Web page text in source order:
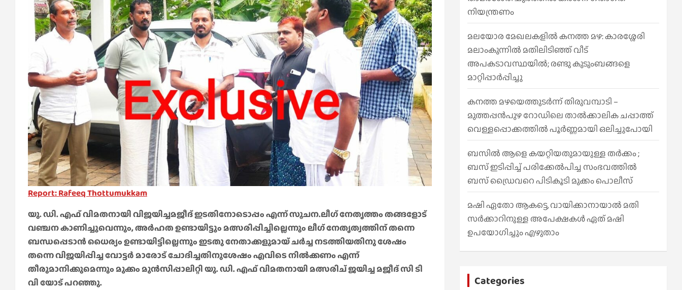
Report: Rafeeq Thottumukkam
യു. ഡി. എഫ് വിമതനായി വിജയിച്ചമജീദ് ഇടതിനോടൊപ്പം എന്ന് സൂചന.ലീഗ് നേതൃത്തം തങ്ങളോട്
വഞ്ചന കാണിച്ചുവെന്നും, അർഹത ഉണ്ടായിട്ടും മത്സരിപ്പിച്ചില്ലെന്നും ലീഗ് നേതൃത്വത്തിന് തന്നെ
ബന്ധപ്പെടാൻ ധൈര്യം ഉണ്ടായിട്ടില്ലെന്നും ഇടതു നേതാക്കളുമായ് ചർച്ച നടത്തിയതിനു ശേഷം
തന്നെ വിജയിപ്പിച്ച വോട്ടർ മാരോട് ചോദിച്ചതിനുശേഷം എവിടെ നിൽക്കണം എന്ന്
തീരുമാനിക്കുമെന്നും മുക്കം മുൻസിപ്പാലിറ്റി യു. ഡി. എഫ് വിമതനായി മത്സരിച് ജയിച്ച മജീദ് സി ടി
വി യോട് പറഞ്ഞു.
നിയന്ത്രണം
മലയോര മേഖലകളിൽ കനത്ത മഴ: കാരശ്ശേരി
മലാംകുന്നിൽ മതിലിടിഞ്ഞ് വീട്
അപകടാവസ്ഥയിൽ; രണ്ടു കുടുംബങ്ങളെ
മാറ്റിപ്പാർപ്പിച്ചു
കനത്ത മഴയെത്തുടർന്ന് തിരുവമ്പാടി –
മുത്തപ്പൻപുഴ റോഡിലെ താൽക്കാലിക ചപ്പാത്ത്
വെള്ളപ്പൊക്കത്തിൽ പൂർണ്ണമായി ഒലിച്ചുപോയി
ബസിൽ ആളെ കയറ്റിയതുമായുള്ള തർക്കം ;
ബസ് ഇടിപ്പിച്ച് പരിക്കേൽപിച്ച സംഭവത്തിൽ
ബസ് ഡ്രൈവറെ പിടികൂടി മുക്കം പൊലീസ്
മഷി ഏതോ ആകട്ടെ, വായിക്കാനായാൽ മതി​
സർക്കാറിനുള്ള അപേക്ഷകൾ ഏത് മഷി
ഉപയോഗിച്ചും എഴുതാം
Categories